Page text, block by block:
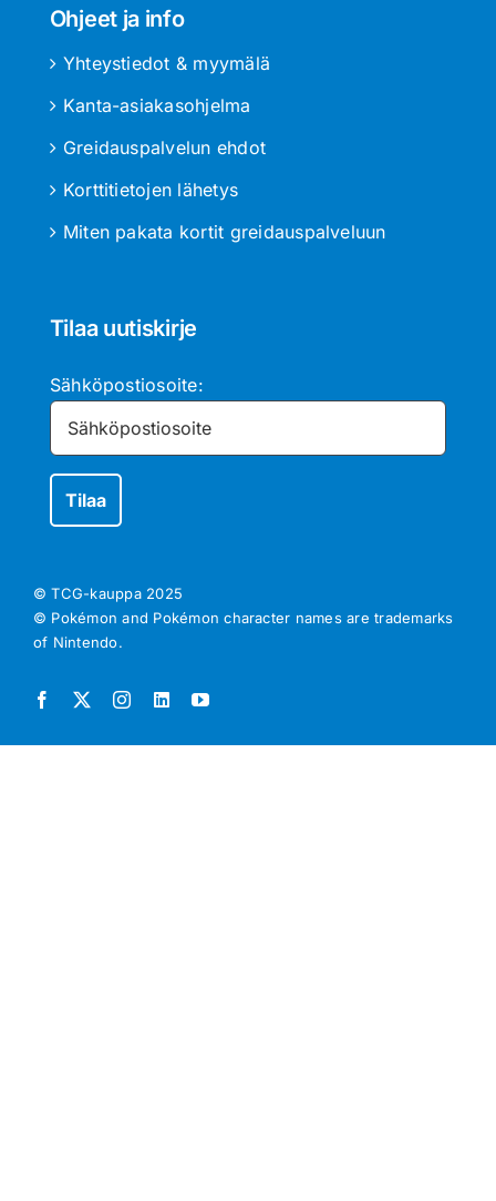
Ohjeet ja info
Yhteystiedot & myymälä
Kanta-asiakasohjelma
Greidauspalvelun ehdot
Korttitietojen lähetys
Miten pakata kortit greidauspalveluun
Tilaa uutiskirje
Sähköpostiosoite:
© TCG-kauppa 2025
© Pokémon and Pokémon character names are trademarks
of Nintendo.